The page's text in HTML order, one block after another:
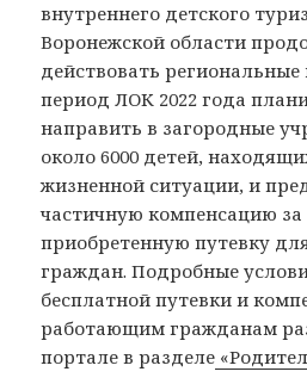
внутреннего детского
Воронежской области
действовать
период ЛОК 2022 года
направить в загородные
около 6000 детей,
жизненной ситуации, и
частичную компенсацию за
приобретенную путевку
граждан. Подробные
бесплатной путевки и
работающим гражданам
портале в разделе